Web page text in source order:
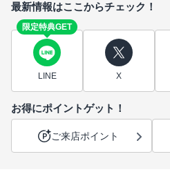
最新情報はここからチェック！
限定特典GET
LINE X
お得にポイントゲット！
ご来店ポイント